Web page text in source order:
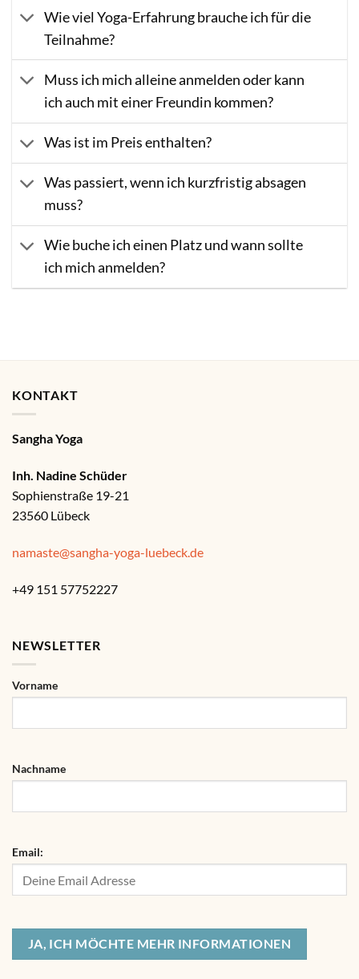
Wie viel Yoga-Erfahrung brauche ich für die
Teilnahme?
Muss ich mich alleine anmelden oder kann
ich auch mit einer Freundin kommen?
Was ist im Preis enthalten?
Was passiert, wenn ich kurzfristig absagen
muss?
Wie buche ich einen Platz und wann sollte
ich mich anmelden?
KONTAKT
Sangha Yoga
Inh. Nadine Schüder
Sophienstraße 19-21
23560 Lübeck
namaste@sangha-yoga-luebeck.de
+49 151 57752227
NEWSLETTER
Vorname
Nachname
Email: